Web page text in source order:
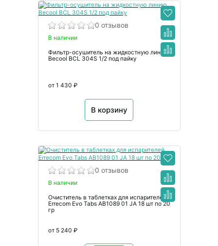
0 отзывов
В наличии
Фильтр-осушитель на жидкостную линию
Becool BCL 304S 1/2 под пайку
от 1 430 ₽
В корзину
0 отзывов
В наличии
Очиститель в таблетках для испарителей
Errecom Evo Tabs AB1089 01 JA 18 шт по 20
гр
от 5 240 ₽